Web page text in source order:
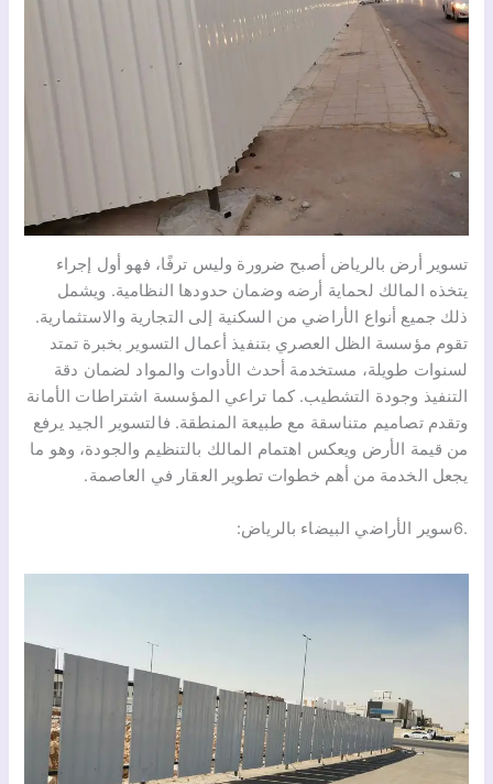
تسوير أرض بالرياض أصبح ضرورة وليس ترفًا، فهو أول إجراء
يتخذه المالك لحماية أرضه وضمان حدودها النظامية. ويشمل
ذلك جميع أنواع الأراضي من السكنية إلى التجارية والاستثمارية.
تقوم مؤسسة الظل العصري بتنفيذ أعمال التسوير بخبرة تمتد
لسنوات طويلة، مستخدمة أحدث الأدوات والمواد لضمان دقة
التنفيذ وجودة التشطيب. كما تراعي المؤسسة اشتراطات الأمانة
وتقدم تصاميم متناسقة مع طبيعة المنطقة. فالتسوير الجيد يرفع
من قيمة الأرض ويعكس اهتمام المالك بالتنظيم والجودة، وهو ما
يجعل الخدمة من أهم خطوات تطوير العقار في العاصمة.
.6سوير الأراضي البيضاء بالرياض: